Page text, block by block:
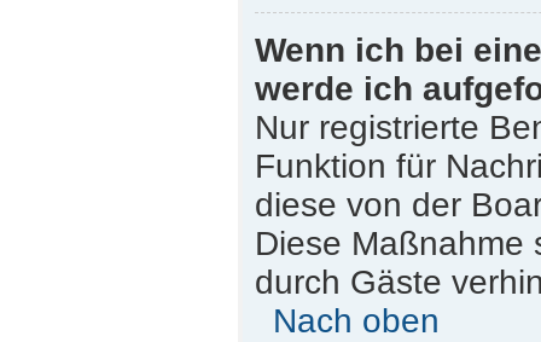
Wenn ich bei
werde ich
Nur registrierte
Funktion für
diese von der
Diese Maßnahme
durch Gäste
Nach oben